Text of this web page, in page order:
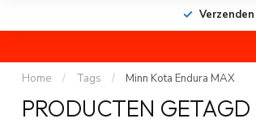
Verzenden
Home / Tags / Minn Kota Endura MAX
PRODUCTEN